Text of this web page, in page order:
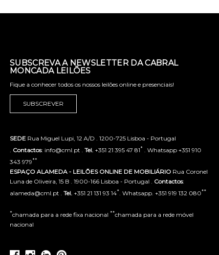
SUBSCREVA A NEWSLETTER DA CABRAL
MONCADA LEILÕES
Fique a conhecer todos os nossos leilões online e presenciais!
SUBSCREVER
SEDE Rua Miguel Lupi, 12 A/D . 1200-725 Lisboa - Portugal
Contactos: info@cml.pt . Tel. +351 21 395 47 81* . Whatsapp +351 910
343 979**
ESPAÇO ALAMEDA - LEILÕES ONLINE DE MOBILIÁRIO Rua Coronel
Luna de Oliveira, 15 B . 1900-166 Lisboa - Portugal . Contactos:
alameda@cml.pt . Tel. +351 21 131 93 14* . Whatsapp. +351 919 132 080**
*chamada para a rede fixa nacional **chamada para a rede móvel
nacional